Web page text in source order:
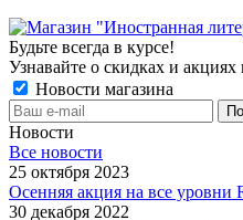
Будьте всегда в курсе!
Узнавайте о скидках и
Новости магазина
Новости
Все новости
25 октября 2023
Осенняя акция на все уровни
30 декабря 2022